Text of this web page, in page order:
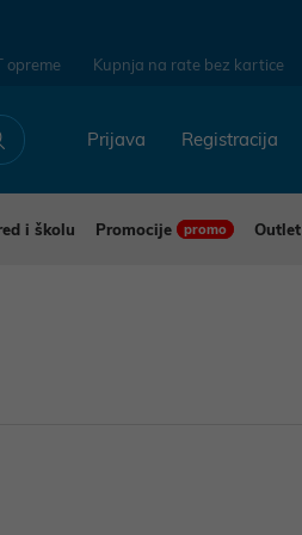
opreme Kupnja na rate bez kartice
Registracija
Prijava
i školu Promocije promo Outlet